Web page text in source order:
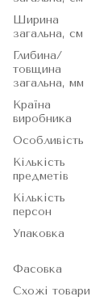
Ширина
загальна, см
Глибина/
товщина
загальна, мм
Країна
виробника
Особливість
Кількість
предметів
Кількість
персон
Упаковка
Фасовка
Схожі товари